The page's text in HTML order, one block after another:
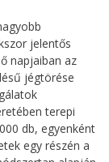
jelentős
napjaiban az
jégtörése
terepi
db, egyenként
egy részén a